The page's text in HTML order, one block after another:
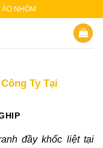
ÁO NHÓM
Ty Tại
đầy khốc liệt tại